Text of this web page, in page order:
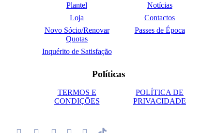
Plantel
Notícias
Loja
Contactos
Novo Sócio/Renovar
Quotas
Passes de Época
Inquérito de Satisfação
Políticas
TERMOS E
CONDIÇÕES
POLÍTICA DE
PRIVACIDADE